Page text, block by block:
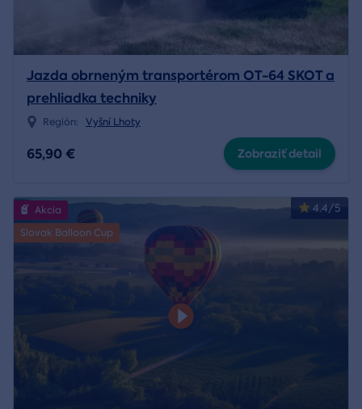
Jazda obrneným transportérom OT-64 SKOT a
prehliadka techniky
Región: Vyšní Lhoty
65,90 € Zobraziť detail
4.4/5
Akcia
Slovak Balloon Cup